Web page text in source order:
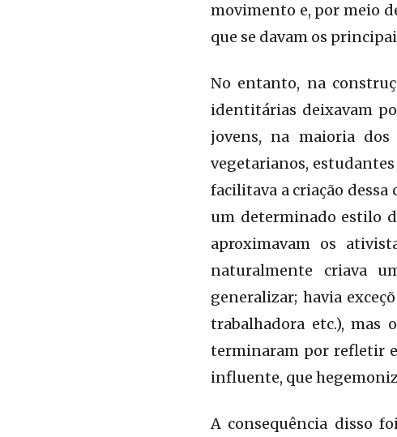
movimento e, por meio
que se davam os
No entanto, na
identitárias deixavam
jovens, na maioria
vegetarianos,
facilitava a criação
um determinado estilo
aproximavam os
naturalmente criava
generalizar; havia
trabalhadora etc.),
terminaram por refletir
influente, que
A consequência disso